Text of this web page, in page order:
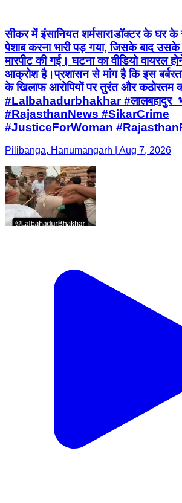
सीकर में इंसानियत शर्मसार! ​डॉक्टर के घर के
पेशाब करना भारी पड़ गया, जिसके बाद
मारपीट की गई। घटना का वीडियो वायरल
आक्रोश है। ​प्रशासन से मांग है कि इस
के खिलाफ आरोपियों पर तुरंत और कठोरतम
#Lalbahadurbhakhar
#RajasthanNews #SikarCrime
#JusticeForWoman
Pilibanga, Hanumangarh | Aug 7, 2026